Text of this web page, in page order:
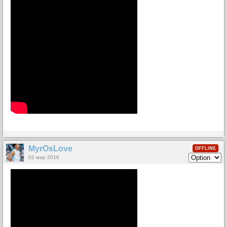
OFFLINE
MyrOsLove
02 мар 2016